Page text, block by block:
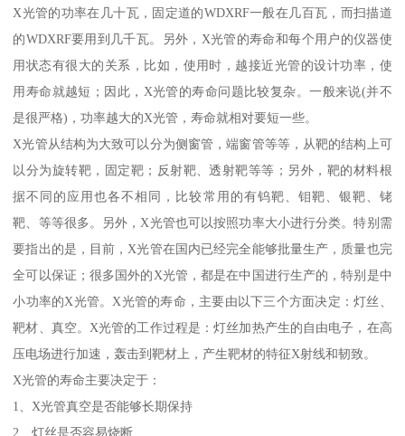
X光管的功率在几十瓦，固定道的WDXRF一般在几百瓦，而扫描道
的WDXRF要用到几千瓦。另外，X光管的寿命和每个用户的仪器使
用状态有很大的关系，比如，使用时，越接近光管的设计功率，使
用寿命就越短；因此，X光管的寿命问题比较复杂。一般来说(并不
是很严格)，功率越大的X光管，寿命就相对要短一些。
X光管从结构为大致可以分为侧窗管，端窗管等等，从靶的结构上可
以分为旋转靶，固定靶；反射靶、透射靶等等；另外，靶的材料根
据不同的应用也各不相同，比较常用的有钨靶、钼靶、银靶、铑
靶、等等很多。另外，X光管也可以按照功率大小进行分类。特别需
要指出的是，目前，X光管在国内已经完全能够批量生产，质量也完
全可以保证；很多国外的X光管，都是在中国进行生产的，特别是中
小功率的X光管。X光管的寿命，主要由以下三个方面决定：灯丝、
靶材、真空。X光管的工作过程是：灯丝加热产生的自由电子，在高
压电场进行加速，轰击到靶材上，产生靶材的特征X射线和韧致。
X光管的寿命主要决定于：
1、X光管真空是否能够长期保持
2、灯丝是否容易烧断